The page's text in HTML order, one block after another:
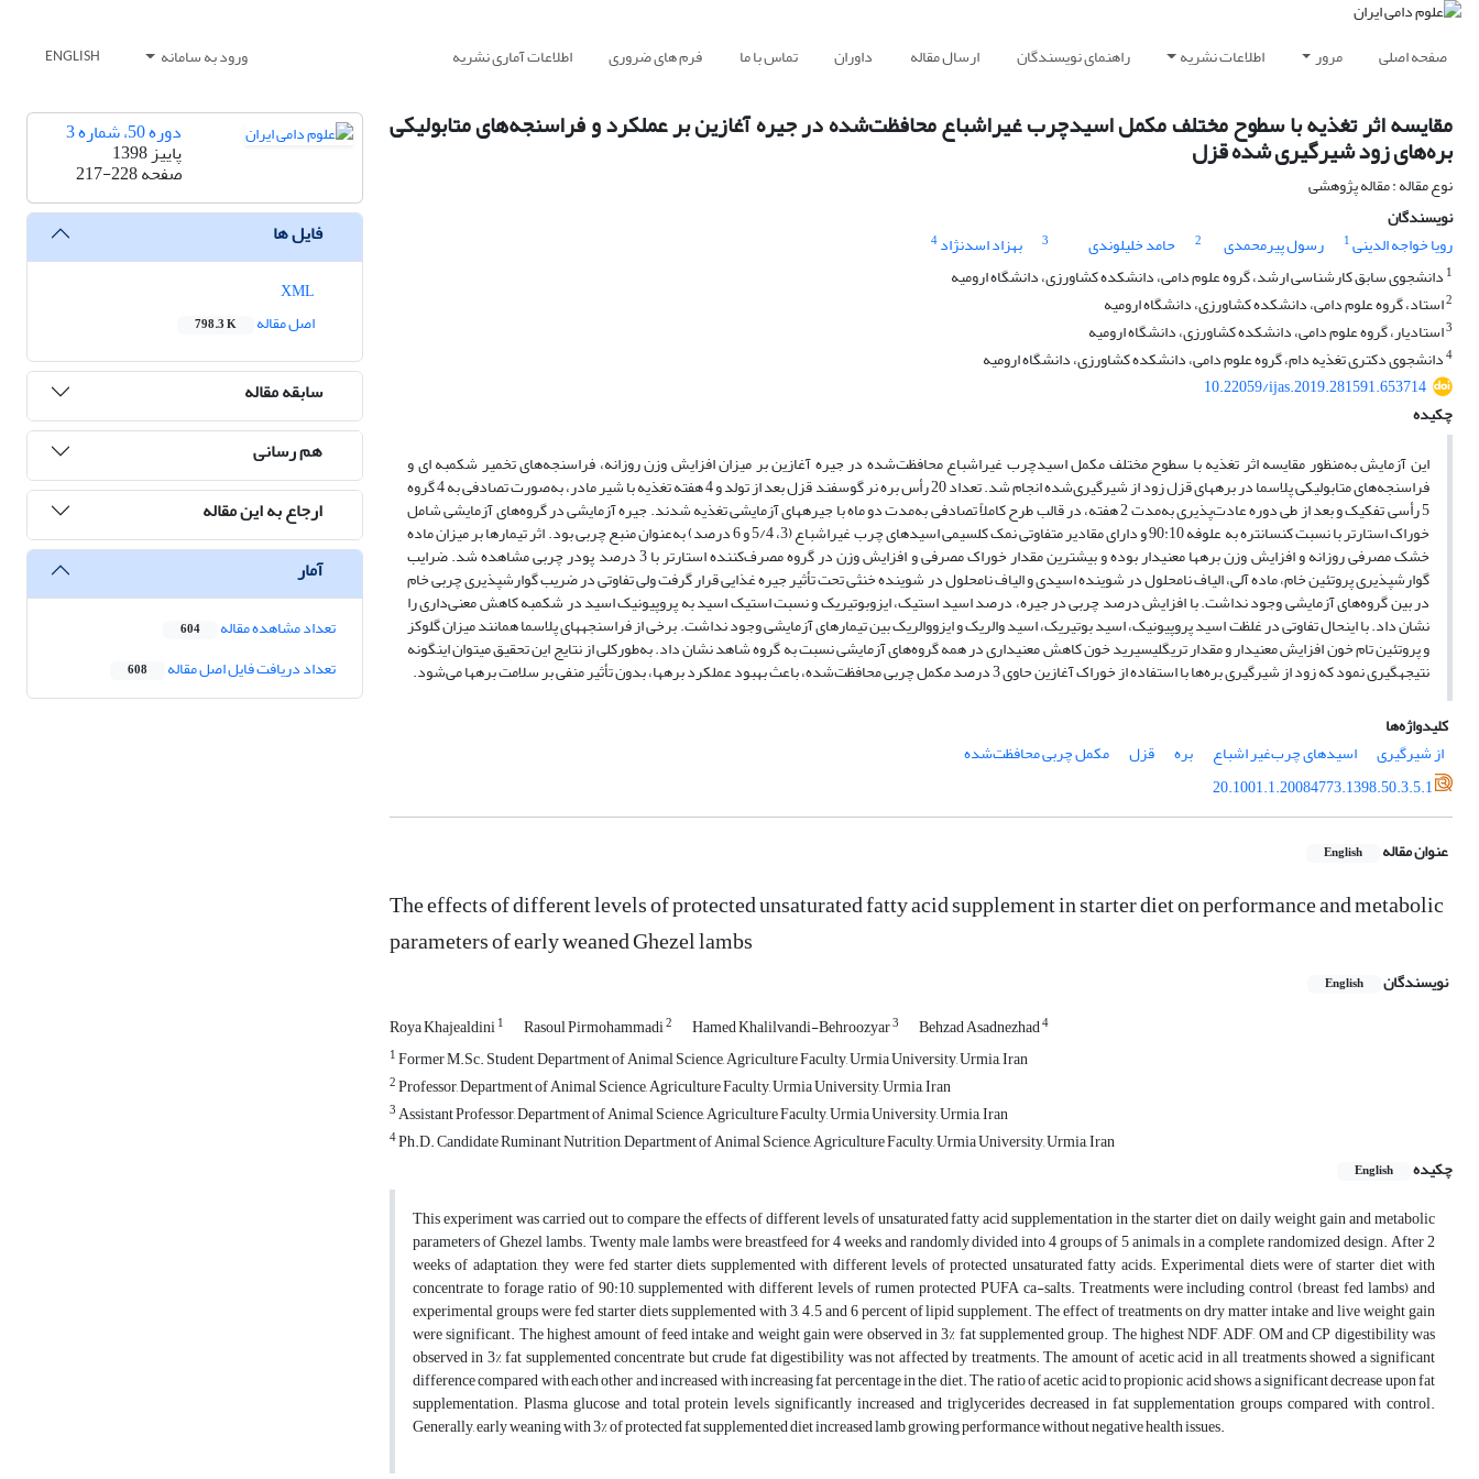
صفحه اصلی مرور اطلاعات نشریه راهنمای نویسندگان ارسال مقاله داوران تماس با ما فرم های ضروری اطلاعات آماری نشریه ورود به سامانه ENGLISH
مقایسه اثر تغذیه با سطوح مختلف مکمل اسیدچرب غیراشباع محافظت‌شده در جیره آغازین بر عملکرد و فراسنجه‌های متابولیکی
بره‌های زود شیرگیری شده قزل
نوع مقاله : مقاله پژوهشی
نویسندگان
رویا خواجه الدینی1 رسول پیرمحمدی 2 حامد خلیلوندی 3 بهزاد اسدنژاد4
1 دانشجوی سابق کارشناسی ارشد، گروه علوم دامی، دانشکده کشاورزی، دانشگاه ارومیه
2استاد، گروه علوم دامی، دانشکده کشاورزی، دانشگاه ارومیه
3استادیار، گروه علوم دامی، دانشکده کشاورزی، دانشگاه ارومیه
4دانشجوی دکتری تغذیه دام، گروه علوم دامی، دانشکده کشاورزی، دانشگاه ارومیه
10.22059/ijas.2019.281591.653714
چکیده
این آزمایش به‌منظور مقایسه اثر تغذیه با سطوح مختلف مکمل اسیدچرب غیراشباع محافظت‌شده در جیره آغازین بر میزان افزایش وزن روزانه، فراسنجه‌های تخمیر شکمبه ای و
فراسنجه‌های متابولیکی پلاسما در بره­های قزل زود از شیرگیری‌شده انجام شد. تعداد 20 رأس بره نر گوسفند قزل بعد از تولد و 4 هفته تغذیه با شیر مادر، به‌صورت تصادفی به 4 گروه
5 رأسی تفکیک و بعد از طی دوره عادت‌پذیری به‌مدت 2 هفته، در قالب طرح کاملاً تصادفی به‌مدت دو ماه با جیره­های آزمایشی تغذیه شدند. جیره آزمایشی در گروه‌های آزمایشی شامل
خوراک استارتر با نسبت کنسانتره به علوفه 90:10 و دارای مقادیر متفاوتی نمک کلسیمی اسیدهای چرب غیراشباع (3، 5/4 و 6 درصد) به‌عنوان منبع چربی بود. اثر تیمارها بر میزان ماده
خشک مصرفی روزانه و افزایش وزن بره­ها معنی­دار بوده و بیشترین مقدار خوراک مصرفی و افزایش وزن در گروه مصرف‌کننده استارتر با 3 درصد پودر چربی مشاهده شد. ضرایب
گوارش­پذیری پروتئین خام، ماده آلی، الیاف نامحلول در شوینده اسیدی و الیاف نامحلول در شوینده خنثی تحت تأثیر جیره غذایی قرار گرفت ولی تفاوتی در ضریب گوارش­پذیری چربی خام
در بین گروه‌های آزمایشی وجود نداشت. با افزایش درصد چربی در جیره، درصد اسید استیک، ایزوبوتیریک و نسبت استیک اسید به پروپیونیک اسید در شکمبه کاهش معنی‌داری را
نشان داد. با این­حال تفاوتی در غلظت اسید پروپیونیک، اسید بوتیریک، اسید والریک و ایزووالریک بین تیمارهای آزمایشی وجود نداشت. برخی از فراسنجه­های پلاسما همانند میزان گلوکز
و پروتئین تام خون افزایش معنی­دار و مقدار تری­گلیسیرید خون کاهش معنی­داری در همه گروه‌های آزمایشی نسبت به گروه شاهد نشان داد. به‌طور‌کلی از نتایج این تحقیق می­توان این­گونه
نتیجه­گیری نمود که زود از شیرگیری بره‌ها با استفاده از خوراک آغازین حاوی 3 درصد مکمل چربی محافظت‌شده، باعث بهبود عملکرد بره­ها، بدون تأثیر منفی بر سلامت بره­ها می‌شود.
کلیدواژه‌ها
از شیرگیری
اسیدهای چرب‌غیر اشباع بره قزل
مکمل چربی محافظت‌شده
20.1001.1.20084773.1398.50.3.5.1
عنوان مقاله English
The effects of different levels of protected unsaturated fatty acid supplement in starter diet on performance and metabolic
parameters of early weaned Ghezel lambs
نویسندگان English
Roya Khajealdini1 Rasoul Pirmohammadi2 Hamed Khalilvandi-Behroozyar3 Behzad Asadnezhad4
1Former M.Sc. Student, Department of Animal Science, Agriculture Faculty, Urmia University, Urmia, Iran
2Professor, Department of Animal Science, Agriculture Faculty, Urmia University, Urmia, Iran
3Assistant Professor, Department of Animal Science, Agriculture Faculty, Urmia University, Urmia, Iran
4Ph.D. Candidate Ruminant Nutrition, Department of Animal Science, Agriculture Faculty, Urmia University, Urmia, Iran
چکیده
English
This experiment was carried out to compare the effects of different levels of unsaturated fatty acid supplementation in the starter diet on daily weight gain and metabolic
parameters of Ghezel lambs. Twenty male lambs were breastfeed for 4 weeks and randomly divided into 4 groups of 5 animals in a complete randomized design. After 2
weeks of adaptation, they were fed starter diets supplemented with different levels of protected unsaturated fatty acids. Experimental diets were of starter diet with
concentrate to forage ratio of 90:10, supplemented with different levels of rumen protected PUFA ca-salts. Treatments were including control (breast fed lambs) and
experimental groups were fed starter diets supplemented with 3, 4.5 and 6 percent of lipid supplement. The effect of treatments on dry matter intake and live weight gain
were significant. The highest amount of feed intake and weight gain were observed in 3% fat supplemented group. The highest NDF, ADF, OM and CP digestibility was
observed in 3% fat supplemented concentrate but crude fat digestibility was not affected by treatments. The amount of acetic acid in all treatments showed a significant
difference compared with each other and increased with increasing fat percentage in the diet. The ratio of acetic acid to propionic acid shows a significant decrease upon fat
supplementation. Plasma glucose and total protein levels significantly increased and triglycerides decreased in fat supplementation groups compared with control.
Generally, early weaning with 3% of protected fat supplemented diet increased lamb growing performance without negative health issues.
دوره 50، شماره 3
پاییز 1398
صفحه217-228
فایل ها
اصل مقاله
798.3 K
سابقه مقاله
هم رسانی
ارجاع به این مقاله
آمار
تعداد مشاهده مقاله 604
تعداد دریافت فایل اصل مقاله 608